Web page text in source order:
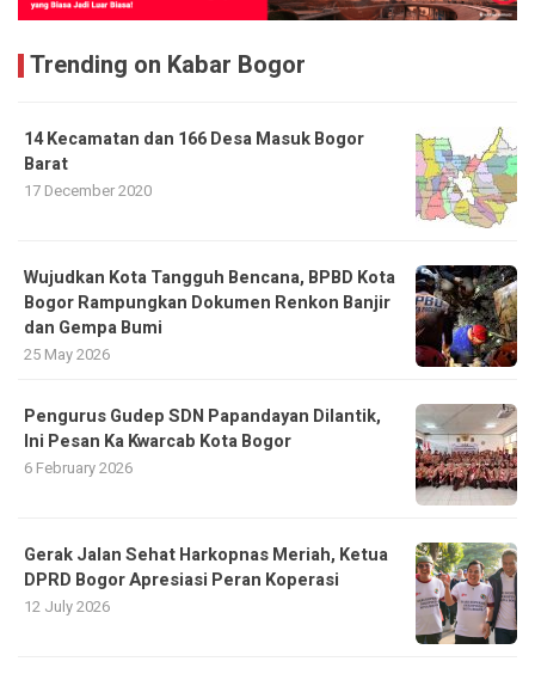
Trending on Kabar Bogor
14 Kecamatan dan 166 Desa Masuk Bogor
Barat
17 December 2020
​Wujudkan Kota Tangguh Bencana, BPBD Kota
Bogor Rampungkan Dokumen Renkon Banjir
dan Gempa Bumi
25 May 2026
Pengurus Gudep SDN Papandayan Dilantik,
Ini Pesan Ka Kwarcab Kota Bogor
6 February 2026
Gerak Jalan Sehat Harkopnas Meriah, Ketua
DPRD Bogor Apresiasi Peran Koperasi
12 July 2026